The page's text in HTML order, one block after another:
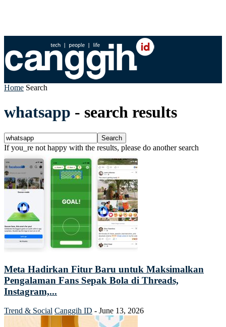
Home Search
whatsapp - search results
If you_re not happy with the results, please do another search
Meta Hadirkan Fitur Baru untuk Maksimalkan
Pengalaman Fans Sepak Bola di Threads,
Instagram,...
Trend & Social Canggih ID - June 13, 2026